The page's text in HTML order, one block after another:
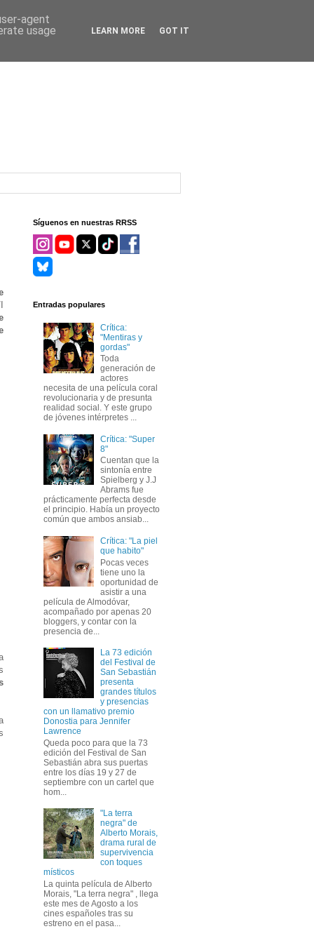
Síguenos en nuestras RRSS
Entradas populares
Crítica:
"Mentiras y
gordas"
Toda
generación de
actores
necesita de una película coral
revolucionaria y de presunta
realidad social. Y este grupo
de jóvenes intérpretes ...
Crítica: "Super
8"
Cuentan que la
sintonía entre
Spielberg y J.J
Abrams fue
prácticamente perfecta desde
el principio. Había un proyecto
común que ambos ansiab...
Crítica: "La piel
que habito"
Pocas veces
tiene uno la
oportunidad de
asistir a una
película de Almodóvar,
acompañado por apenas 20
bloggers, y contar con la
presencia de...
La 73 edición
del Festival de
San Sebastián
presenta
grandes títulos
y presencias
con un llamativo premio
Donostia para Jennifer
Lawrence
Queda poco para que la 73
edición del Festival de San
Sebastián abra sus puertas
entre los días 19 y 27 de
septiembre con un cartel que
hom...
"La terra
negra" de
Alberto Morais,
drama rural de
supervivencia
con toques
místicos
La quinta película de Alberto
Morais, "La terra negra" , llega
este mes de Agosto a los
cines españoles tras su
estreno en el pasa...
agent
usage
LEARN MORE GOT IT